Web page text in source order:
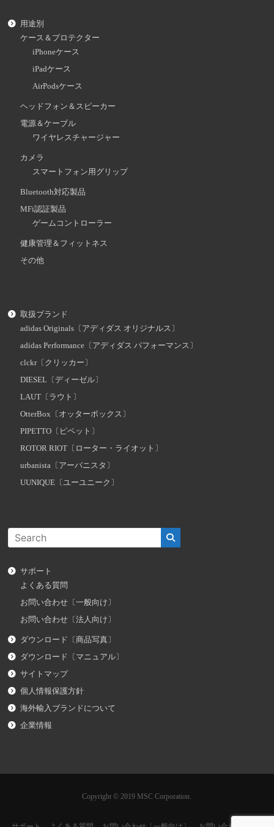
用途別
ケース＆プロテクター
iPhoneケース
iPadケース
AirPodsケース
ヘッドフォン＆スピーカー
電源＆ケーブル
ワイヤレスチャージャー
カメラ
スマートフォン用グリップ
Bluetooth対応製品
MFi認証製品
ゲームコントローラー
健康管理＆フィットネス
その他
取扱ブランド
adidas Originals〔アディダス オリジナルス〕
adidas Performance〔アディダス パフォーマンス〕
clckr〔クリッカー〕
DIESEL〔ディーゼル〕
LAUT〔ラウト〕
OtterBox〔オッターボックス〕
PIPETTO〔ピペット〕
ROTOR RIOT〔ローター・ライオット〕
urbanista〔アーバニスタ〕
UUNIQUE〔ユーユニーク〕
サポート
よくある質問
お問い合わせ〔一般向け〕
お問い合わせ〔法人向け〕
ダウンロード〔商品写真〕
ダウンロード〔マニュアル〕
サイトマップ
個人情報保護方針
海外輸入ブランドについて
企業情報
Copyright © 2019 MSC Corporation.